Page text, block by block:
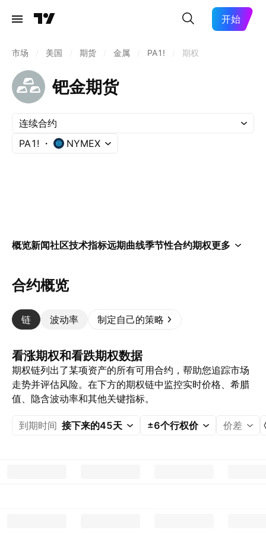
开始
市场 美国 期货 金属 PA1! 期权
钯金期货
连续合约
PA1!
NYMEX
概览新闻社区技术指标远期曲线季节性合约期权更多
合约概览
链 波动率 制定自己的策略
看涨期权和看跌期权数据
期权链列出了某项资产的所有可用合约，帮助您追踪市场
走势并评估风险。在下方的期权链中监控实时价格、希腊
值、隐含波动率和其他关键指标。
到期时间 接下来的45天 ±6个行权价 价差